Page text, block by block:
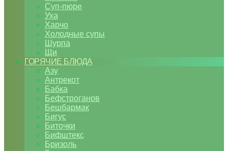
Суп-пюре
Уха
Харчо
Холодные супы
Шурпа
Щи
ГОРЯЧИЕ БЛЮДА
Азу
Антрекот
Бабка
Бефстроганов
Бешбармак
Бигус
Биточки
Бифштекс
Бризоль